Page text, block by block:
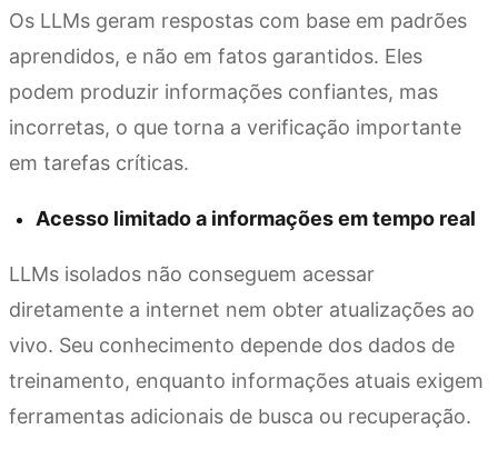
Os LLMs geram respostas com base em padrões
aprendidos, e não em fatos garantidos. Eles
podem produzir informações confiantes, mas
incorretas, o que torna a verificação importante
em tarefas críticas.
Acesso limitado a informações em tempo real
LLMs isolados não conseguem acessar
diretamente a internet nem obter atualizações ao
vivo. Seu conhecimento depende dos dados de
treinamento, enquanto informações atuais exigem
ferramentas adicionais de busca ou recuperação.